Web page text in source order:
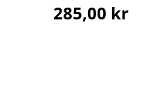
285,00 kr